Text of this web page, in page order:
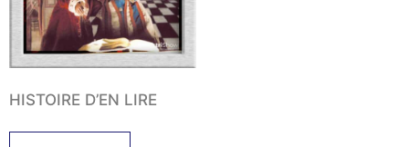
HISTOIRE D’EN LIRE